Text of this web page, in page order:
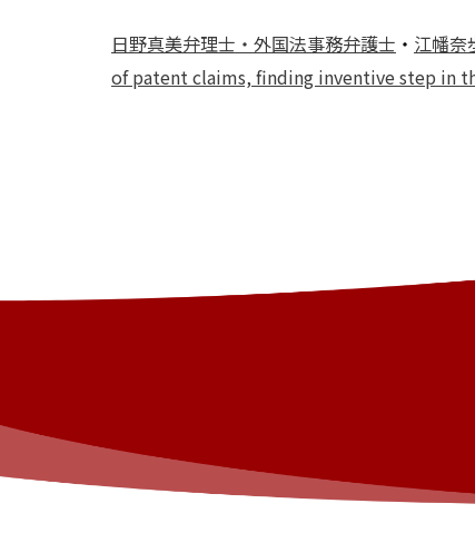
日野真美弁理士・外国法事務弁護士 ・ 江幡奈
of patent claims, finding inventive step in